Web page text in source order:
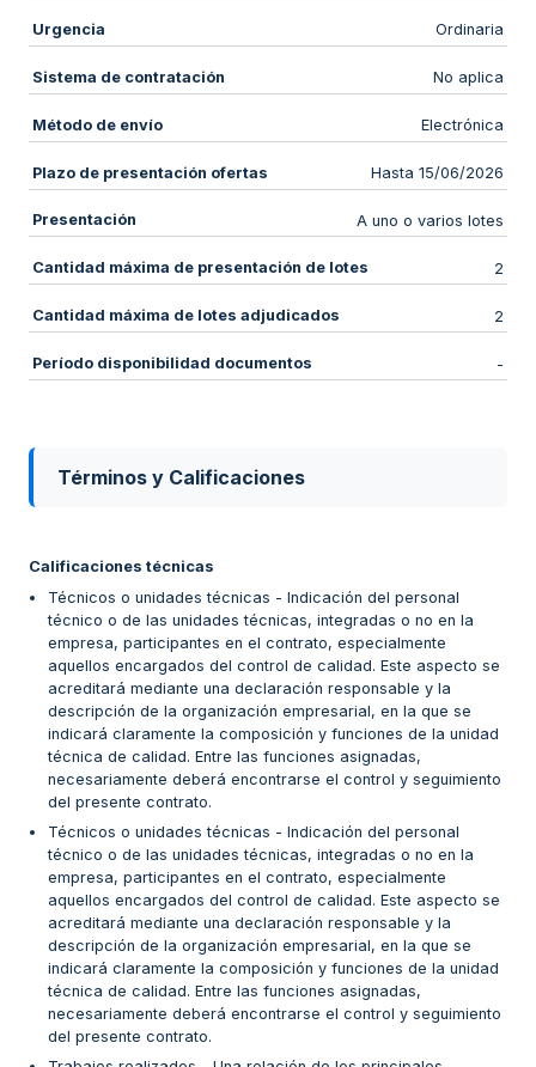
Urgencia Ordinaria
Sistema de contratación No aplica
Método de envío Electrónica
Plazo de presentación ofertas Hasta 15/06/2026
Presentación A uno o varios lotes
Cantidad máxima de presentación de lotes 2
Cantidad máxima de lotes adjudicados 2
Período disponibilidad documentos -
Términos y Calificaciones
Calificaciones técnicas
Técnicos o unidades técnicas - Indicación del personal
técnico o de las unidades técnicas, integradas o no en la
empresa, participantes en el contrato, especialmente
aquellos encargados del control de calidad. Este aspecto se
acreditará mediante una declaración responsable y la
descripción de la organización empresarial, en la que se
indicará claramente la composición y funciones de la unidad
técnica de calidad. Entre las funciones asignadas,
necesariamente deberá encontrarse el control y seguimiento
del presente contrato.
Técnicos o unidades técnicas - Indicación del personal
técnico o de las unidades técnicas, integradas o no en la
empresa, participantes en el contrato, especialmente
aquellos encargados del control de calidad. Este aspecto se
acreditará mediante una declaración responsable y la
descripción de la organización empresarial, en la que se
indicará claramente la composición y funciones de la unidad
técnica de calidad. Entre las funciones asignadas,
necesariamente deberá encontrarse el control y seguimiento
del presente contrato.